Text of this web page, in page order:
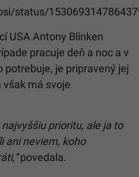
status/
USA Antony Blinken
pracuje deň a noc a v
potrebuje, je pripravený jej
má svoje
prioritu, ale ja to
ani neviem, koho
povedala.